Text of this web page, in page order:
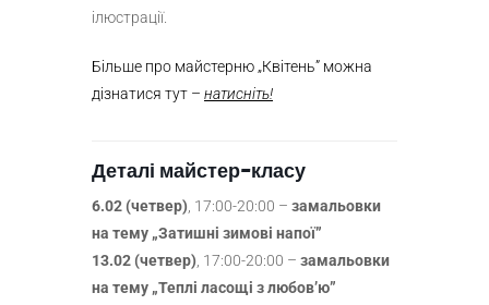
ілюстрації.
Більше про майстерню „Квітень” можна
дізнатися тут – натисніть!
Деталі майстер-класу
6.02 (четвер) , 17:00-20:00 – замальовки
на тему „Затишні зимові напої”
13.02 (четвер) , 17:00-20:00 – замальовки
на тему „Теплі ласощі з любов’ю”